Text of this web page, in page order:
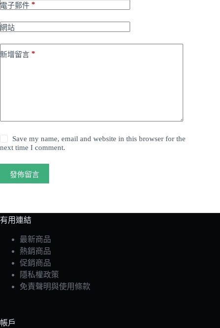
電子郵件 *
網站
新增留言 *
Save my name, email and website in this browser for the
next time I comment.
發佈留言
有用連結
最新商品
熱銷商品
促銷商品
隱私權政策
免責聲明與使用條款
帳戶